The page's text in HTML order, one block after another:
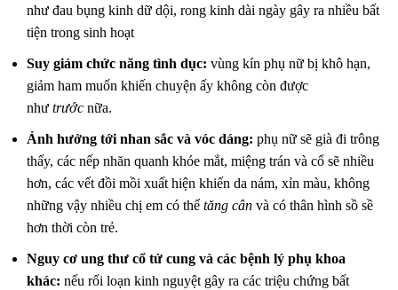
như đau bụng kinh dữ dội, rong kinh dài ngày gây ra nhiều bất
tiện trong sinh hoạt
Suy giảm chức năng tình dục: vùng kín phụ nữ bị khô hạn,
giảm ham muốn khiến chuyện ấy không còn được
như trước nữa.
Ảnh hưởng tới nhan sắc và vóc dáng: phụ nữ sẽ già đi trông
thấy, các nếp nhăn quanh khóe mắt, miệng trán và cổ sẽ nhiều
hơn, các vết đồi mồi xuất hiện khiến da nám, xỉn màu, không
những vậy nhiều chị em có thể tăng cân và có thân hình sồ sề
hơn thời còn trẻ.
Nguy cơ ung thư cổ tử cung và các bệnh lý phụ khoa
khác: nếu rối loạn kinh nguyệt gây ra các triệu chứng bất